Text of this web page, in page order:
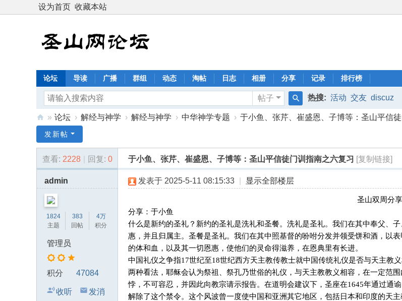
设为首页 收藏本站
论坛 导读 广播 群组 动态 淘帖 日志 相册 分享 记录 排行榜
帖子
搜
热搜: 活动 交友 discuz
山
网
坛
» 论坛 › 解经与神学 › 解经与神学 › 中华神学专题 › 于小鱼、张芹、崔盛恩、子博等：圣山平信
发新帖
查看: 2228 回复: 0 于小鱼、张芹、崔盛恩、子博等：圣山平信徒门训指南之六复习 [复制链接]
admin
1824
主题
383
回帖
4万
积分
管理员
积分 47084
收听
发消
发表于 2025-5-11 08:15:33 显示全部楼层
圣山双周分享
分享：于小鱼
什么是新约的圣礼？新约的圣礼是洗礼和圣餐。洗礼是圣礼。我们在其中奉父、
惠，并且归属主。圣餐是圣礼。我们在其中照基督的吩咐分发并领受饼和酒，以
的体和血，以及其一切恩惠，使他们的灵命得滋养，在恩典里有长进。
中国礼仪之争指17世纪至18世纪西方天主教传教士就中国传统礼仪是否与天主教
两种看法，耶稣会认为祭祖、祭孔乃世俗的礼仪，与天主教教义相容，在一定范
悖，不可容忍，并因此向教宗请示报告。在道明会建议下，圣座在1645年通过通
解除了这个禁令。这个风波曾一度使中国和亚洲其它地区，包括日本和印度的天主